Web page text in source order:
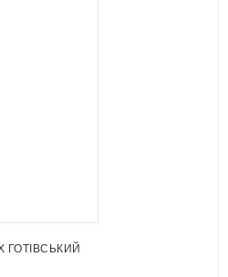
ГОТІВСЬКИЙ